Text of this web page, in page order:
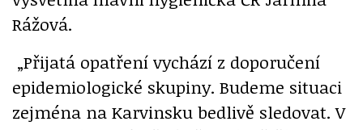
Rážová.
„Přijatá opatření vychází z doporučení
epidemiologické skupiny. Budeme situaci
zejména na Karvinsku bedlivě sledovat. V